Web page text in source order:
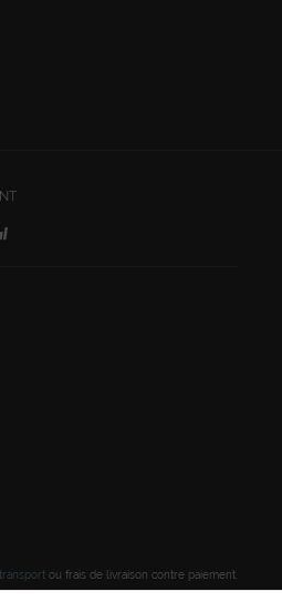
ou frais de livraison contre paiement.